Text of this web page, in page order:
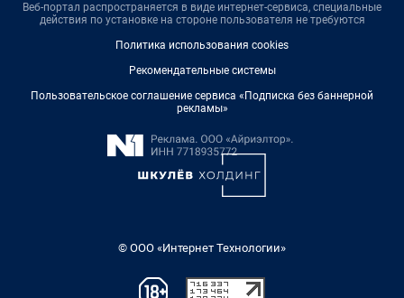
Веб-портал распространяется в виде интернет-сервиса, специальные
действия по установке на стороне пользователя не требуются
Политика использования cookies
Рекомендательные системы
Пользовательское соглашение сервиса «Подписка без баннерной
рекламы»
© ООО «Интернет Технологии»